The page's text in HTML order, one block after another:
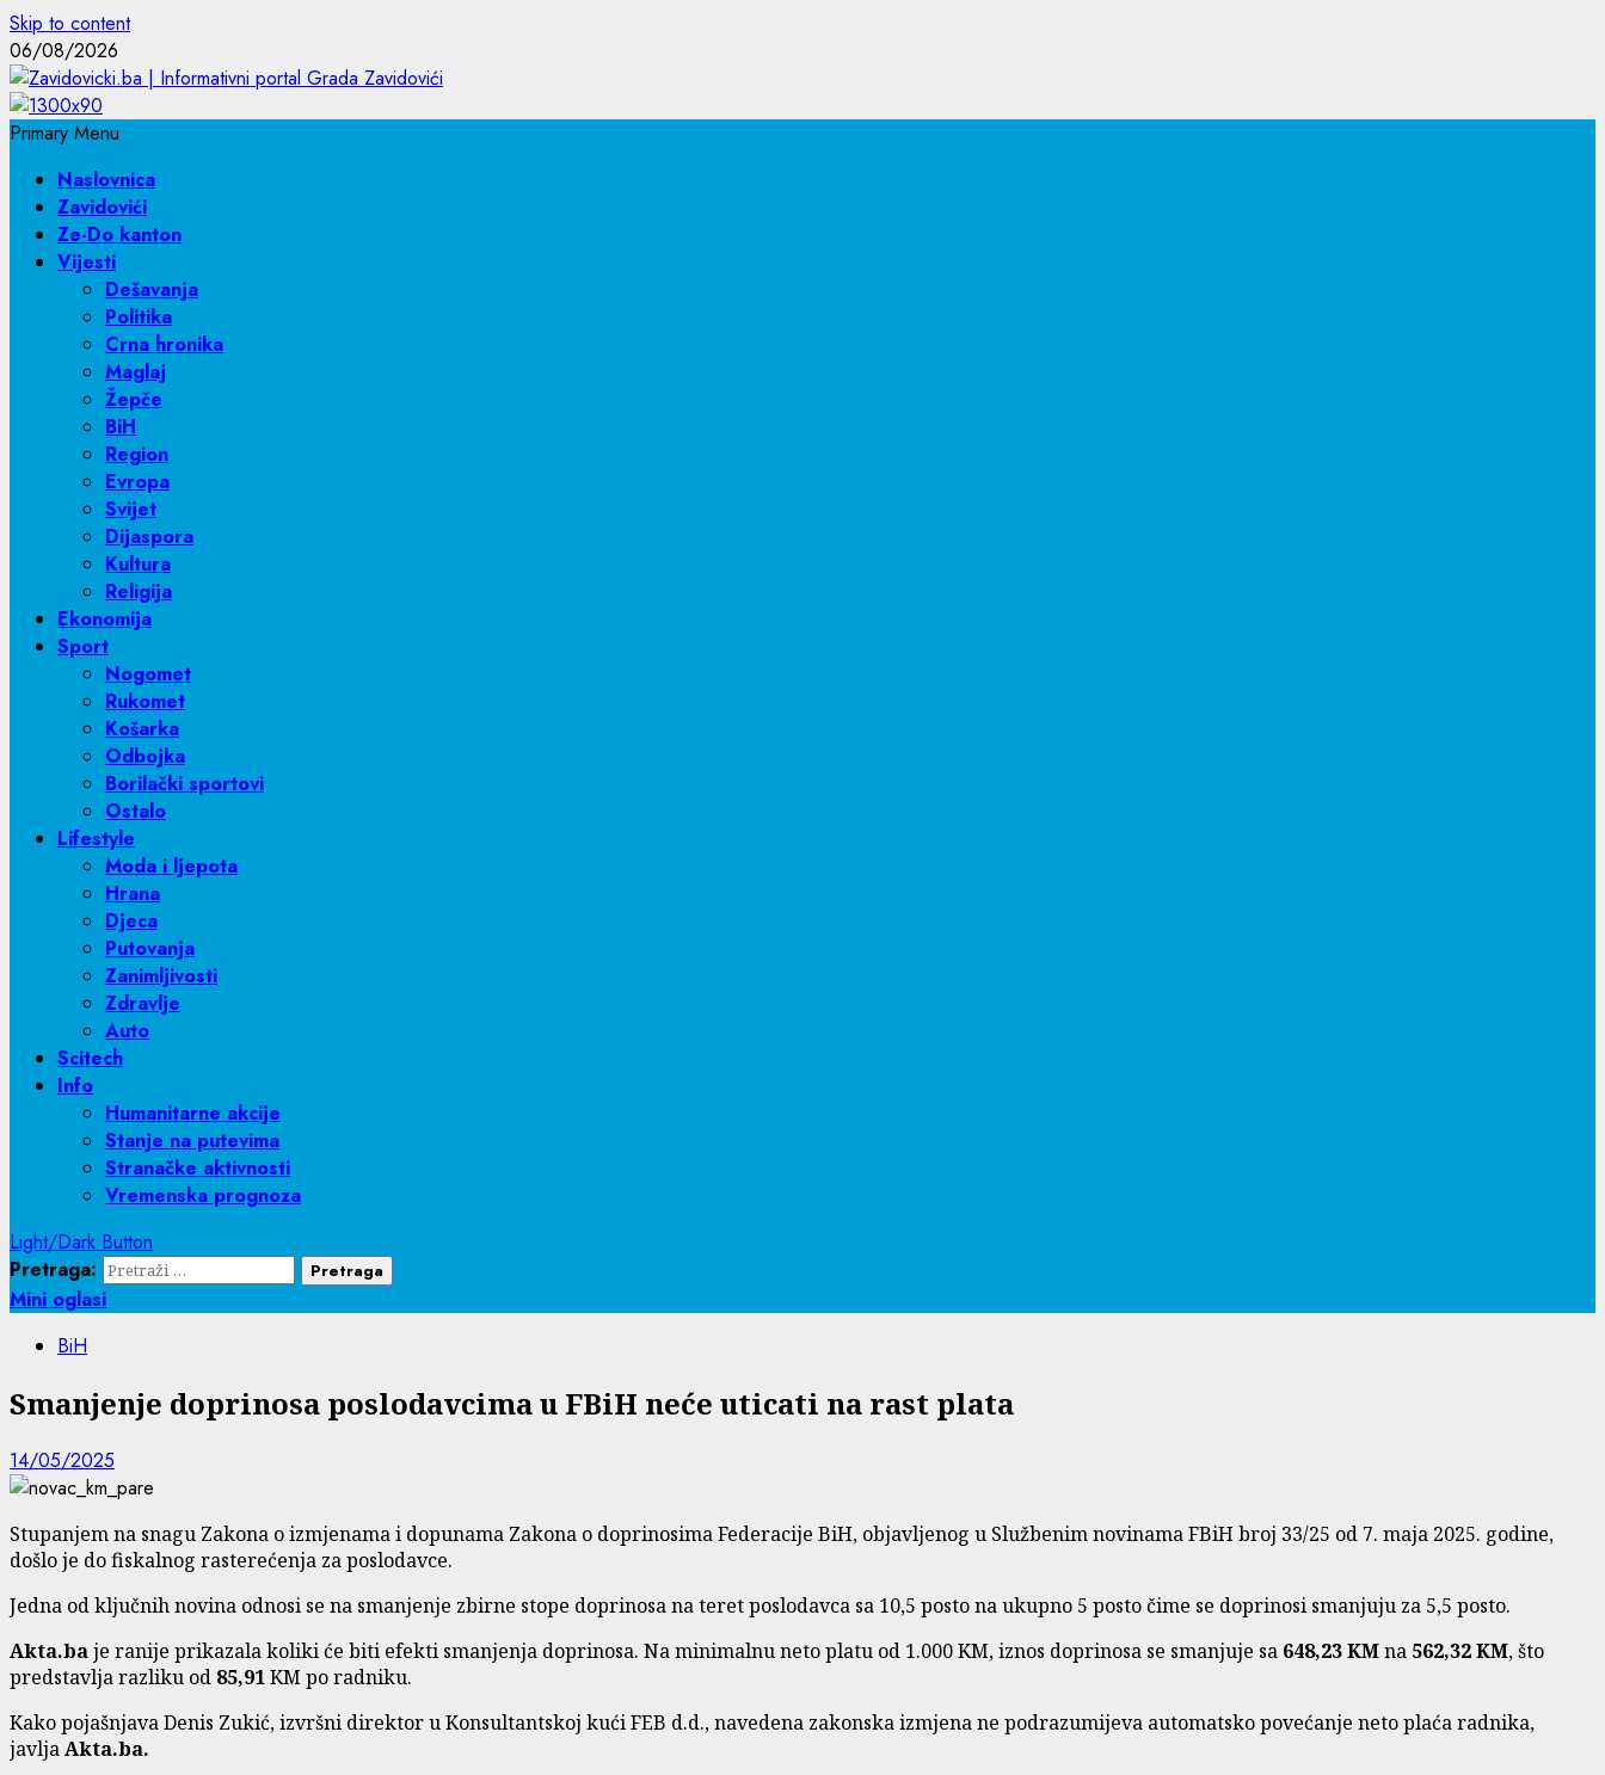
Skip to content
06/08/2026
Primary Menu
Naslovnica
Zavidovići
Ze-Do kanton
Vijesti
Dešavanja
Politika
Crna hronika
Maglaj
Žepče
BiH
Region
Evropa
Svijet
Dijaspora
Kultura
Religija
Ekonomija
Sport
Nogomet
Rukomet
Košarka
Odbojka
Borilački sportovi
Ostalo
Lifestyle
Moda i ljepota
Hrana
Djeca
Putovanja
Zanimljivosti
Zdravlje
Auto
Scitech
Info
Humanitarne akcije
Stanje na putevima
Stranačke aktivnosti
Vremenska prognoza
Light/Dark Button
Pretraga:
Mini oglasi
BiH
Smanjenje doprinosa poslodavcima u FBiH neće uticati na rast plata
14/05/2025
Stupanjem na snagu Zakona o izmjenama i dopunama Zakona o doprinosima Federacije BiH, objavljenog u Službenim novinama FBiH broj 33/25 od 7. maja 2025. godine,
došlo je do fiskalnog rasterećenja za poslodavce.
Jedna od ključnih novina odnosi se na smanjenje zbirne stope doprinosa na teret poslodavca sa 10,5 posto na ukupno 5 posto čime se doprinosi smanjuju za 5,5 posto.
Akta.baje ranije prikazala koliki će biti efekti smanjenja doprinosa. Na minimalnu neto platu od 1.000 KM, iznos doprinosa se smanjuje sa 648,23 KMna 562,32 KM, što
predstavlja razliku od 85,91KM po radniku.
Kako pojašnjava Denis Zukić, izvršni direktor u Konsultantskoj kući FEB d.d., navedena zakonska izmjena ne podrazumijeva automatsko povećanje neto plaća radnika,
javljaAkta.ba.